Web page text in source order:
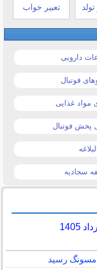
تعبیر خواب
دارویی
فوتبال
مواد غذایی
پخش فوتبال
سجادیه
رسید